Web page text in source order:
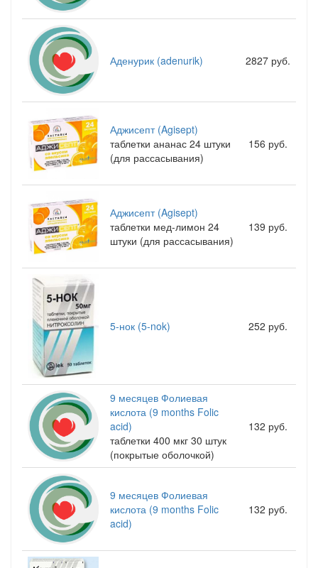
Аденурик (adenurik) 2827 руб.
Аджисепт (Agisept)
таблетки ананас 24 штуки
(для рассасывания)
156 руб.
Аджисепт (Agisept)
таблетки мед-лимон 24
штуки (для рассасывания)
139 руб.
5-нок (5-nok) 252 руб.
9 месяцев Фолиевая
кислота (9 months Folic
acid)
таблетки 400 мкг 30 штук
(покрытые оболочкой)
132 руб.
9 месяцев Фолиевая
кислота (9 months Folic
acid)
132 руб.